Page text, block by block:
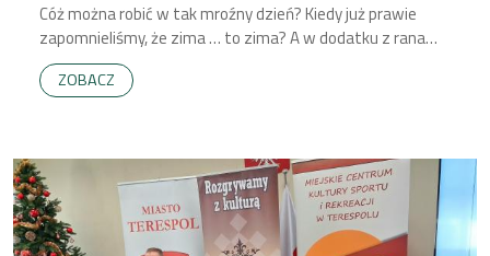
Cóż można robić w tak mroźny dzień? Kiedy już prawie
zapomnieliśmy, że zima … to zima? A w dodatku z rana
wita nas słońce, a wiemy, że grupa „MTB Kazimierz Dolny i
okolice” organizuje kolejny pieszy rajd, jak zwykle pełen
ZOBACZ